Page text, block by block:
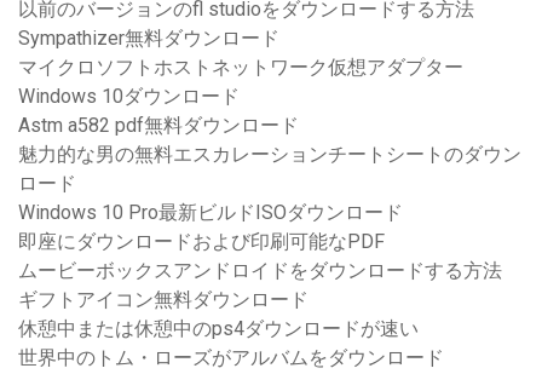
以前のバージョンのfl studioをダウンロードする方法
Sympathizer無料ダウンロード
マイクロソフトホストネットワーク仮想アダプター
Windows 10ダウンロード
Astm a582 pdf無料ダウンロード
魅力的な男の無料エスカレーションチートシートのダウン
ロード
Windows 10 Pro最新ビルドISOダウンロード
即座にダウンロードおよび印刷可能なPDF
ムービーボックスアンドロイドをダウンロードする方法
ギフトアイコン無料ダウンロード
休憩中または休憩中のps4ダウンロードが速い
世界中のトム・ローズがアルバムをダウンロード